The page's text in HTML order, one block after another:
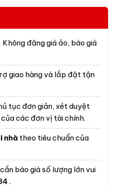
Không đăng giá ảo, báo giá
giao hàng và lắp đặt tận
tục đơn giản, xét duyệt
các đơn vị tài chính.
nhà theo tiêu chuẩn của
cần báo giá số lượng lớn vui
.